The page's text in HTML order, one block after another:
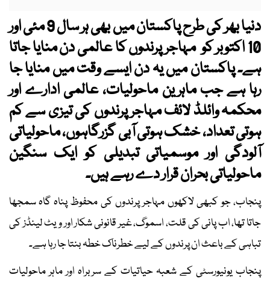
دنیا بھر کی طرح پاکستان میں بھی ہر سال 9 مئی اور
10 اکتوبر کو مہاجر پرندوں کا عالمی دن منایا جاتا
ہے۔ پاکستان میں یہ دن ایسے وقت میں منایا جا
رہا ہے جب ماہرین ماحولیات، عالمی ادارے اور
محکمہ وائلڈ لائف مہاجر پرندوں کی تیزی سے کم
ہوتی تعداد، خشک ہوتی آبی گزرگاہوں، ماحولیاتی
آلودگی اور موسمیاتی تبدیلی کو ایک سنگین
ماحولیاتی بحران قرار دے رہے ہیں۔
پنجاب، جو کبھی لاکھوں مہاجر پرندوں کی محفوظ پناہ گاہ سمجھا
جاتا تھا، اب پانی کی قلت، اسموگ، غیر قانونی شکار اور ویٹ لینڈز کی
تباہی کے باعث ان پرندوں کے لیے خطرناک خطہ بنتا جا رہا ہے۔
پنجاب یونیورسٹی کے شعبہ حیاتیات کے سربراہ اور ماہر ماحولیات